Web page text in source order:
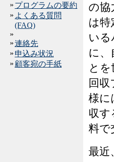
» プログラムの要約
» よくある質問
(FAQ)
»
»連絡先
» 申込み状況
» 顧客宛の手紙
の協
は特
いる
に
と
回
様に
収す
料で
最近